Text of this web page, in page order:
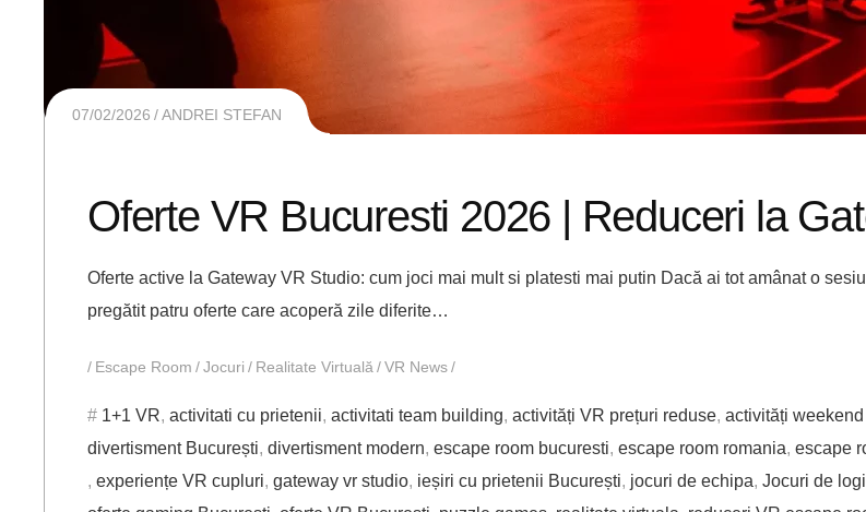
07/02/2026 ANDREI STEFAN
Oferte VR Bucuresti 2026 | Reduceri la
Oferte active la Gateway VR Studio: cum joci mai mult si platesti mai putin Dacă ai tot amânat o
pregătit patru oferte care acoperă zile diferite…
Escape Room Jocuri Realitate Virtuală VR News
1+1 VR, activitati cu prietenii, activitati team building, activități VR prețuri reduse, activități
divertisment București, divertisment modern, escape room bucuresti, escape room romania, escape
, experiențe VR cupluri, gateway vr studio, ieșiri cu prietenii București, jocuri de echipa, Jocuri de